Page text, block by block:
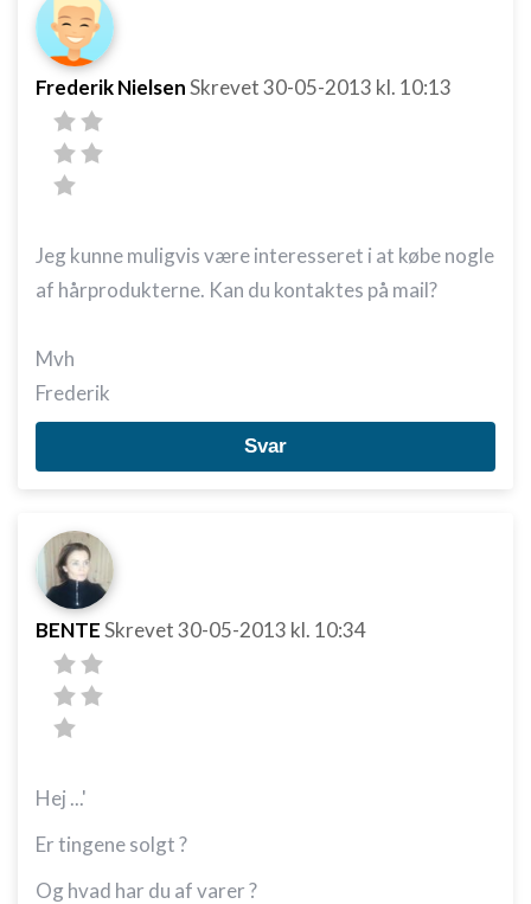
Frederik NielsenSkrevet30-05-2013 kl. 10:13
Jeg kunne muligvis være interesseret i at købe nogle
af hårprodukterne. Kan du kontaktes på mail?
Mvh
Frederik
Svar
BENTESkrevet30-05-2013 kl. 10:34
Hej ...'
Er tingene solgt ?
Og hvad har du af varer ?